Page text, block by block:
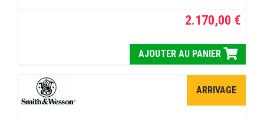
2.170,00 €
AJOUTER AU PANIER
ARRIVAGE